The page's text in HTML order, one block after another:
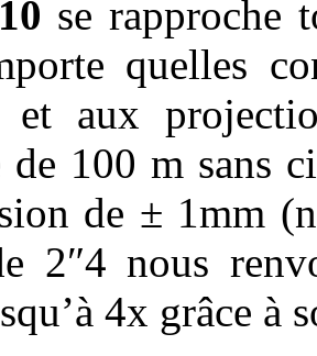
se rapproche
quelles
et aux
de 100 m sans
de ± 1mm
2″4 nous
4x grâce à